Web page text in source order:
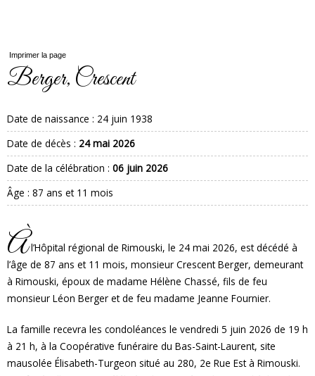
Imprimer la page
Berger, Crescent
Date de naissance : 24 juin 1938
Date de décès : 24 mai 2026
Date de la célébration : 06 juin 2026
Âge : 87 ans et 11 mois
Àl’Hôpital régional de Rimouski, le 24 mai 2026, est décédé à
l’âge de 87 ans et 11 mois, monsieur Crescent Berger, demeurant
à Rimouski, époux de madame Hélène Chassé, fils de feu
monsieur Léon Berger et de feu madame Jeanne Fournier.
La famille recevra les condoléances le vendredi 5 juin 2026 de 19 h
à 21 h, à la Coopérative funéraire du Bas-Saint-Laurent, site
mausolée Élisabeth-Turgeon situé au 280, 2e Rue Est à Rimouski.